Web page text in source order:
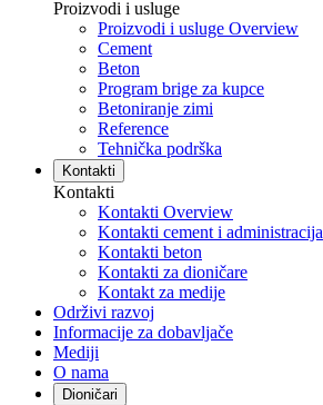
Proizvodi i usluge
Proizvodi i usluge Overview
Cement
Beton
Program brige za kupce
Betoniranje zimi
Reference
Tehnička podrška
Kontakti
Kontakti
Kontakti Overview
Kontakti cement i administracija
Kontakti beton
Kontakti za dioničare
Kontakt za medije
Održivi razvoj
Informacije za dobavljače
Mediji
O nama
Dioničari